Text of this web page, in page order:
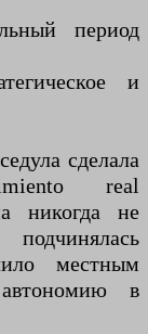
период
и
сделала
real
никогда не
местным
в